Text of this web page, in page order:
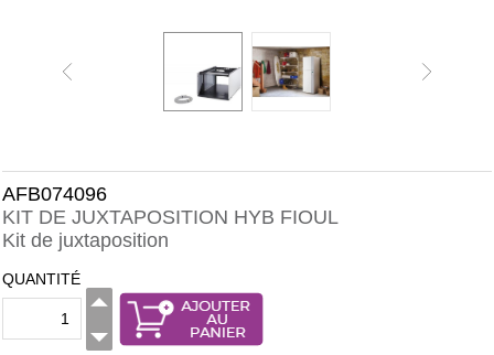
AFB074096
KIT DE JUXTAPOSITION HYB FIOUL
Kit de juxtaposition
QUANTITÉ